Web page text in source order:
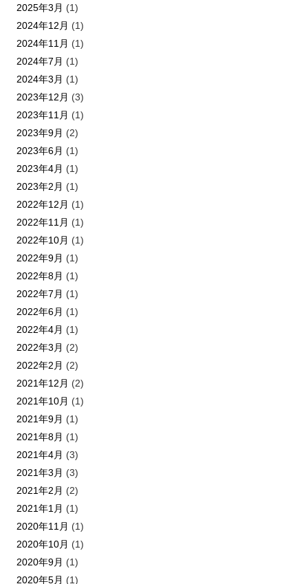
2025年3月 (1)
2024年12月 (1)
2024年11月 (1)
2024年7月 (1)
2024年3月 (1)
2023年12月 (3)
2023年11月 (1)
2023年9月 (2)
2023年6月 (1)
2023年4月 (1)
2023年2月 (1)
2022年12月 (1)
2022年11月 (1)
2022年10月 (1)
2022年9月 (1)
2022年8月 (1)
2022年7月 (1)
2022年6月 (1)
2022年4月 (1)
2022年3月 (2)
2022年2月 (2)
2021年12月 (2)
2021年10月 (1)
2021年9月 (1)
2021年8月 (1)
2021年4月 (3)
2021年3月 (3)
2021年2月 (2)
2021年1月 (1)
2020年11月 (1)
2020年10月 (1)
2020年9月 (1)
2020年5月 (1)